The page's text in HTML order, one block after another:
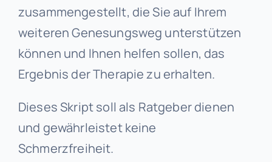
zusammengestellt, die Sie auf Ihrem
weiteren Genesungsweg unterstützen
können und Ihnen helfen sollen, das
Ergebnis der Therapie zu erhalten.
Dieses Skript soll als Ratgeber dienen
und gewährleistet keine
Schmerzfreiheit.